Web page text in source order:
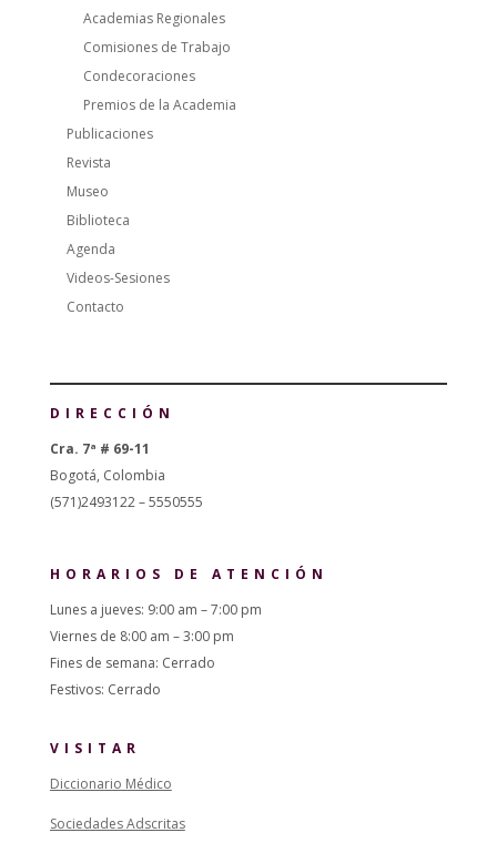
Academias Regionales
Comisiones de Trabajo
Condecoraciones
Premios de la Academia
Publicaciones
Revista
Museo
Biblioteca
Agenda
Videos-Sesiones
Contacto
DIRECCIÓN
Cra. 7ª # 69-11
Bogotá, Colombia
(571)2493122 – 5550555
HORARIOS DE ATENCIÓN
Lunes a jueves: 9:00 am – 7:00 pm
Viernes de 8:00 am – 3:00 pm
Fines de semana: Cerrado
Festivos: Cerrado
VISITAR
Diccionario Médico
Sociedades Adscritas